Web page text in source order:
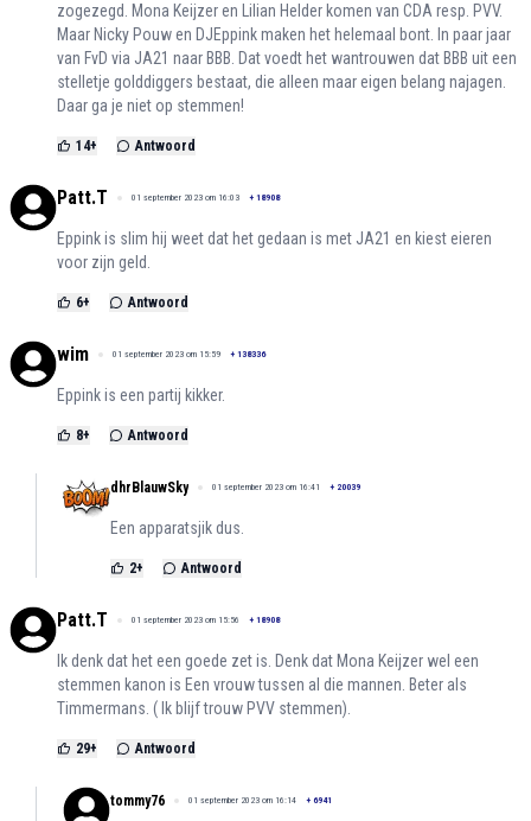
zogezegd. Mona Keijzer en Lilian Helder komen van CDA resp. PVV.
Maar Nicky Pouw en DJEppink maken het helemaal bont. In paar jaar
van FvD via JA21 naar BBB. Dat voedt het wantrouwen dat BBB uit een
stelletje golddiggers bestaat, die alleen maar eigen belang najagen.
Daar ga je niet op stemmen!
14+ Antwoord
Patt.T 01 september 2023 om 16:03 + 18908
Eppink is slim hij weet dat het gedaan is met JA21 en kiest eieren
voor zijn geld.
6+ Antwoord
wim 01 september 2023 om 15:59 + 138336
Eppink is een partij kikker.
8+ Antwoord
dhrBlauwSky 01 september 2023 om 16:41 + 20039
Een apparatsjik dus.
2+ Antwoord
Patt.T 01 september 2023 om 15:56 + 18908
Ik denk dat het een goede zet is. Denk dat Mona Keijzer wel een
stemmen kanon is Een vrouw tussen al die mannen. Beter als
Timmermans. ( Ik blijf trouw PVV stemmen).
29+ Antwoord
tommy76 01 september 2023 om 16:14 + 6941